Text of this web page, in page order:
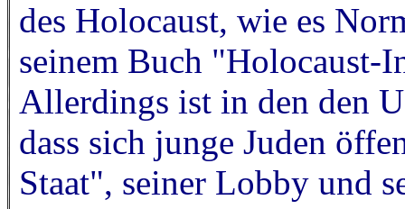
des Holocaust, wie es
seinem Buch "Holocaust-
Allerdings ist in den den
dass sich junge Juden
Staat", seiner Lobby und